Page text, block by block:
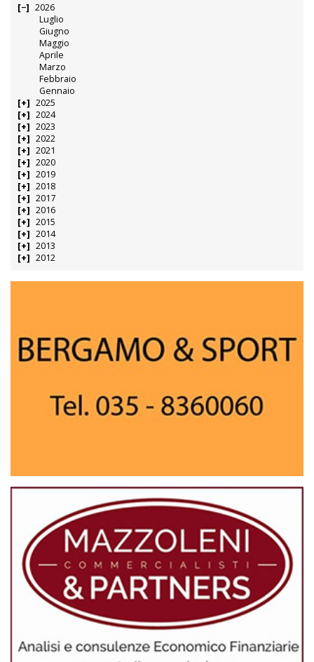
2026
Luglio
Giugno
Maggio
Aprile
Marzo
Febbraio
Gennaio
2025
2024
2023
2022
2021
2020
2019
2018
2017
2016
2015
2014
2013
2012